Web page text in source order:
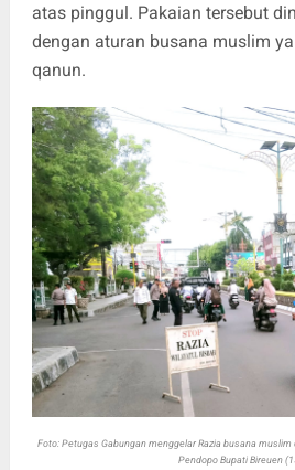
atas pinggul. Pakaian tersebut
dengan aturan busana muslim
qanun.
Foto: Petugas Gabungan menggelar Razia busana
Pendopo Bupati Bireuen